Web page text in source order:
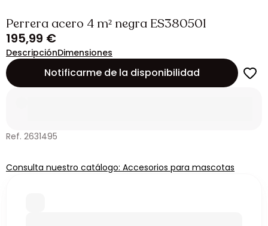
Perrera acero 4 m² negra ES380501
195,99 €
DescripciónDimensiones
Notificarme de la disponibilidad
Ref. 2631495
Consulta nuestro catálogo: Accesorios para mascotas